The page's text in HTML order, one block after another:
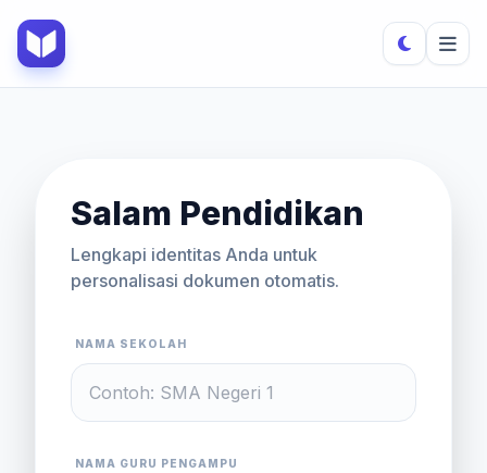
Salam Pendidikan
Lengkapi identitas Anda untuk
personalisasi dokumen otomatis.
NAMA SEKOLAH
NAMA GURU PENGAMPU